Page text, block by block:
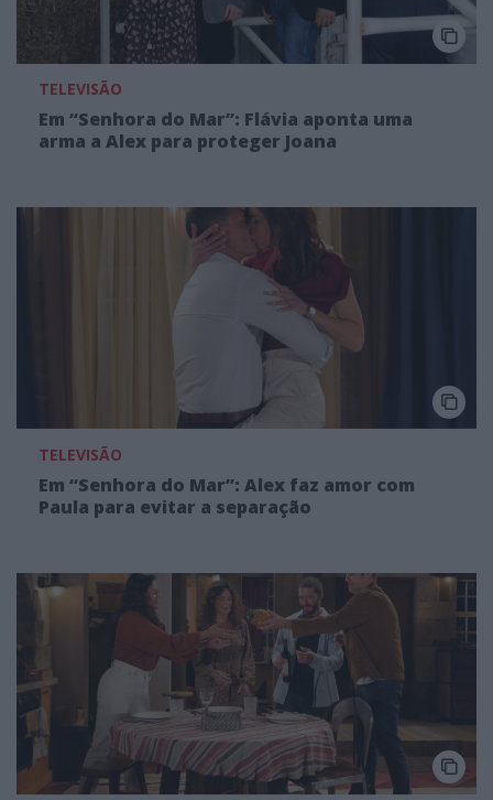
TELEVISÃO
Em “Senhora do Mar”: Flávia aponta uma
arma a Alex para proteger Joana
TELEVISÃO
Em “Senhora do Mar”: Alex faz amor com
Paula para evitar a separação